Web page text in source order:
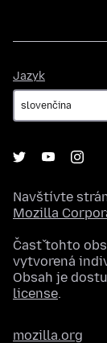
Jazyk
Navštívte
Mozilla
Časť tohto
vytvorená
Obsah je
license.
mozilla.org